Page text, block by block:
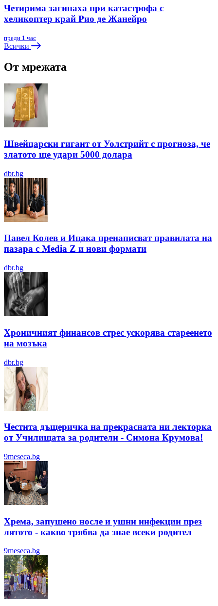
Четирима загинаха при катастрофа с
хеликоптер край Рио де Жанейро
преди 1 час
Всички
От мрежата
Швейцарски гигант от Уолстрийт с прогноза, че
златото ще удари 5000 долара
dbr.bg
Павел Колев и Ицака пренаписват правилата на
пазара с Media Z и нови формати
dbr.bg
Хроничният финансов стрес ускорява стареенето
на мозъка
dbr.bg
Честита дъщеричка на прекрасната ни лекторка
от Училищата за родители - Симона Крумова!
9meseca.bg
Хрема, запушено носле и ушни инфекции през
лятотo - какво трябва да знае всеки родител
9meseca.bg